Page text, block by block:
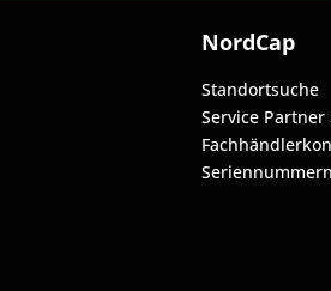
NordCap
Standortsuche
Service Partner